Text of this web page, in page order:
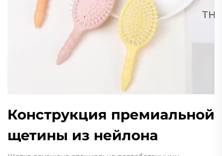
Конструкция премиальной
щетины из нейлона